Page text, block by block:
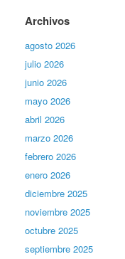
Archivos
agosto 2026
julio 2026
junio 2026
mayo 2026
abril 2026
marzo 2026
febrero 2026
enero 2026
diciembre 2025
noviembre 2025
octubre 2025
septiembre 2025